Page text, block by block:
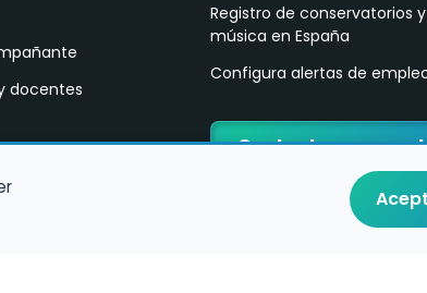
docentes
Registro de conservatorios
música en España
Configura alertas de
Contacta con